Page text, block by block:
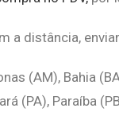
a distância,
(AM), Bahia
(PA), Paraíba